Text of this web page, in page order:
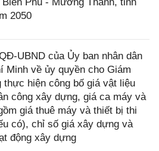
2050
UBND của Ủy ban nhân dân
Minh về ủy quyền cho Giám
hiện công bố giá vật liệu
công xây dựng, giá ca máy và
giá thuê máy và thiết bị thi
có), chỉ số giá xây dựng và
động xây dựng